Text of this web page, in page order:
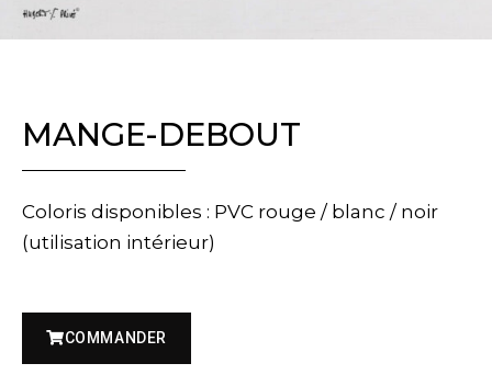
MANGE-DEBOUT
Coloris disponibles : PVC rouge / blanc / noir
(utilisation intérieur)
COMMANDER